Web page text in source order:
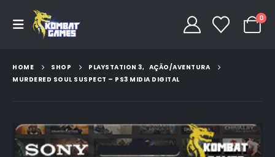
0
HOME SHOP PLAYSTATION 3, AÇÃO/AVENTURA
MURDERED SOUL SUSPECT – PS3 MIDIA DIGITAL